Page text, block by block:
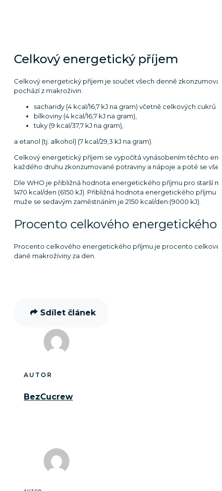
Celkový energetický příjem
Celkový energetický příjem je součet všech denně
pochází z makroživin:
sacharidy (4 kcal/16,7 kJ na gram) včetně celkových cukrů
bílkoviny (4 kcal/16,7 kJ na gram),
tuky (9 kcal/37,7 kJ na gram),
a etanol (tj. alkohol) (7 kcal/29,3 kJ na gram).
Celkový energetický příjem se vypočítá vynásobením těchto
každého druhu zkonzumované potraviny a nápoje a poté se
Dle WHO je přibližná hodnota energetického příjmu pro starší
1470 kcal/den (6150 kJ). Přibližná hodnota energetického příjmu
muže se sedavým zaměstnáním je 2150 kcal/den (9000 kJ).
Procento celkového
Procento celkového energetického příjmu je procento
dané makroživiny za den.
Sdílet článek
AUTOR
BezCucrew